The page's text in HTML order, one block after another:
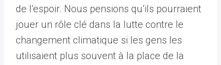
de l’espoir. Nous pensions qu’ils pourraient
jouer un rôle clé dans la lutte contre le
changement climatique si les gens les
utilisaient plus souvent à la place de la